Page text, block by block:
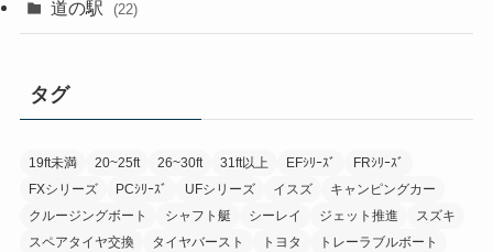
道の駅 (22)
タグ
19ft未満 20~25ft 26~30ft 31ft以上 EFｼﾘｰｽﾞ
FRｼﾘｰｽﾞ
FXシリーズ
PCｼﾘｰｽﾞ UFシリーズ イスズ
キャンピングカー
クルージングボート
シャフト艇 シーレイ ジェット推進
スズキ
スペアタイヤ交換
タイヤバースト トヨタ
トレーラブルボート